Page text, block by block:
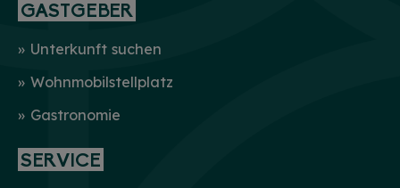
GASTGEBER
Unterkunft suchen
Wohnmobilstellplatz
Gastronomie
SERVICE